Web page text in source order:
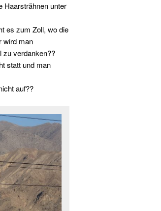
Haarsträhnen unter
es zum Zoll, wo die
wird man
zu verdanken??
statt und man
auf??